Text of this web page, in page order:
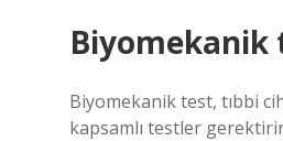
Biyomekanik
Biyomekanik test, tıbbi
kapsamlı testler